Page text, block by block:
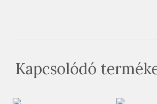
Kapcsolódó